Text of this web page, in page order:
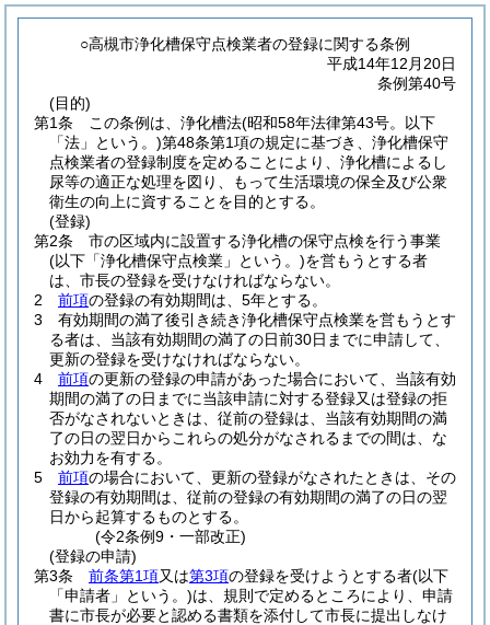
○高槻市浄化槽保守点検業者の登録に関する条例
平成14年12月20日
条例第40号
(目的)
第1条
この条例は、浄化槽法(昭和58年法律第43号。以下
「法」という。)第48条第1項の規定に基づき、浄化槽保守
点検業者の登録制度を定めることにより、浄化槽によるし
尿等の適正な処理を図り、もって生活環境の保全及び公衆
衛生の向上に資することを目的とする。
(登録)
第2条
市の区域内に設置する浄化槽の保守点検を行う事業
(以下「浄化槽保守点検業」という。)を営もうとする者
は、市長の登録を受けなければならない。
2
前項の登録の有効期間は、5年とする。
3
有効期間の満了後引き続き浄化槽保守点検業を営もうとす
る者は、当該有効期間の満了の日前30日までに申請して、
更新の登録を受けなければならない。
4
前項の更新の登録の申請があった場合において、当該有効
期間の満了の日までに当該申請に対する登録又は登録の拒
否がなされないときは、従前の登録は、当該有効期間の満
了の日の翌日からこれらの処分がなされるまでの間は、な
お効力を有する。
5
前項の場合において、更新の登録がなされたときは、その
登録の有効期間は、従前の登録の有効期間の満了の日の翌
日から起算するものとする。
(令2条例9・一部改正)
(登録の申請)
第3条
前条第1項又は第3項の登録を受けようとする者(以下
「申請者」という。)は、規則で定めるところにより、申請
書に市長が必要と認める書類を添付して市長に提出しなけ